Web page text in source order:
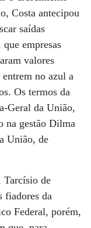
Costa antecipou
saídas
empresas
valores
entrem no azul a
Os termos da
Geral da União,
na gestão Dilma
União, de
Tarcísio de
fiadores da
Federal, porém,